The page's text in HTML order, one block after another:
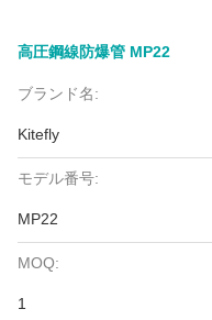
高圧鋼線防爆管 MP22
ブランド名:
Kitefly
モデル番号:
MP22
MOQ:
1